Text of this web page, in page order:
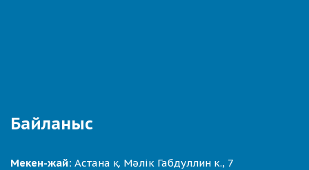
Байланыс
Мекен-жай: Астана қ. Мәлік Габдуллин к., 7